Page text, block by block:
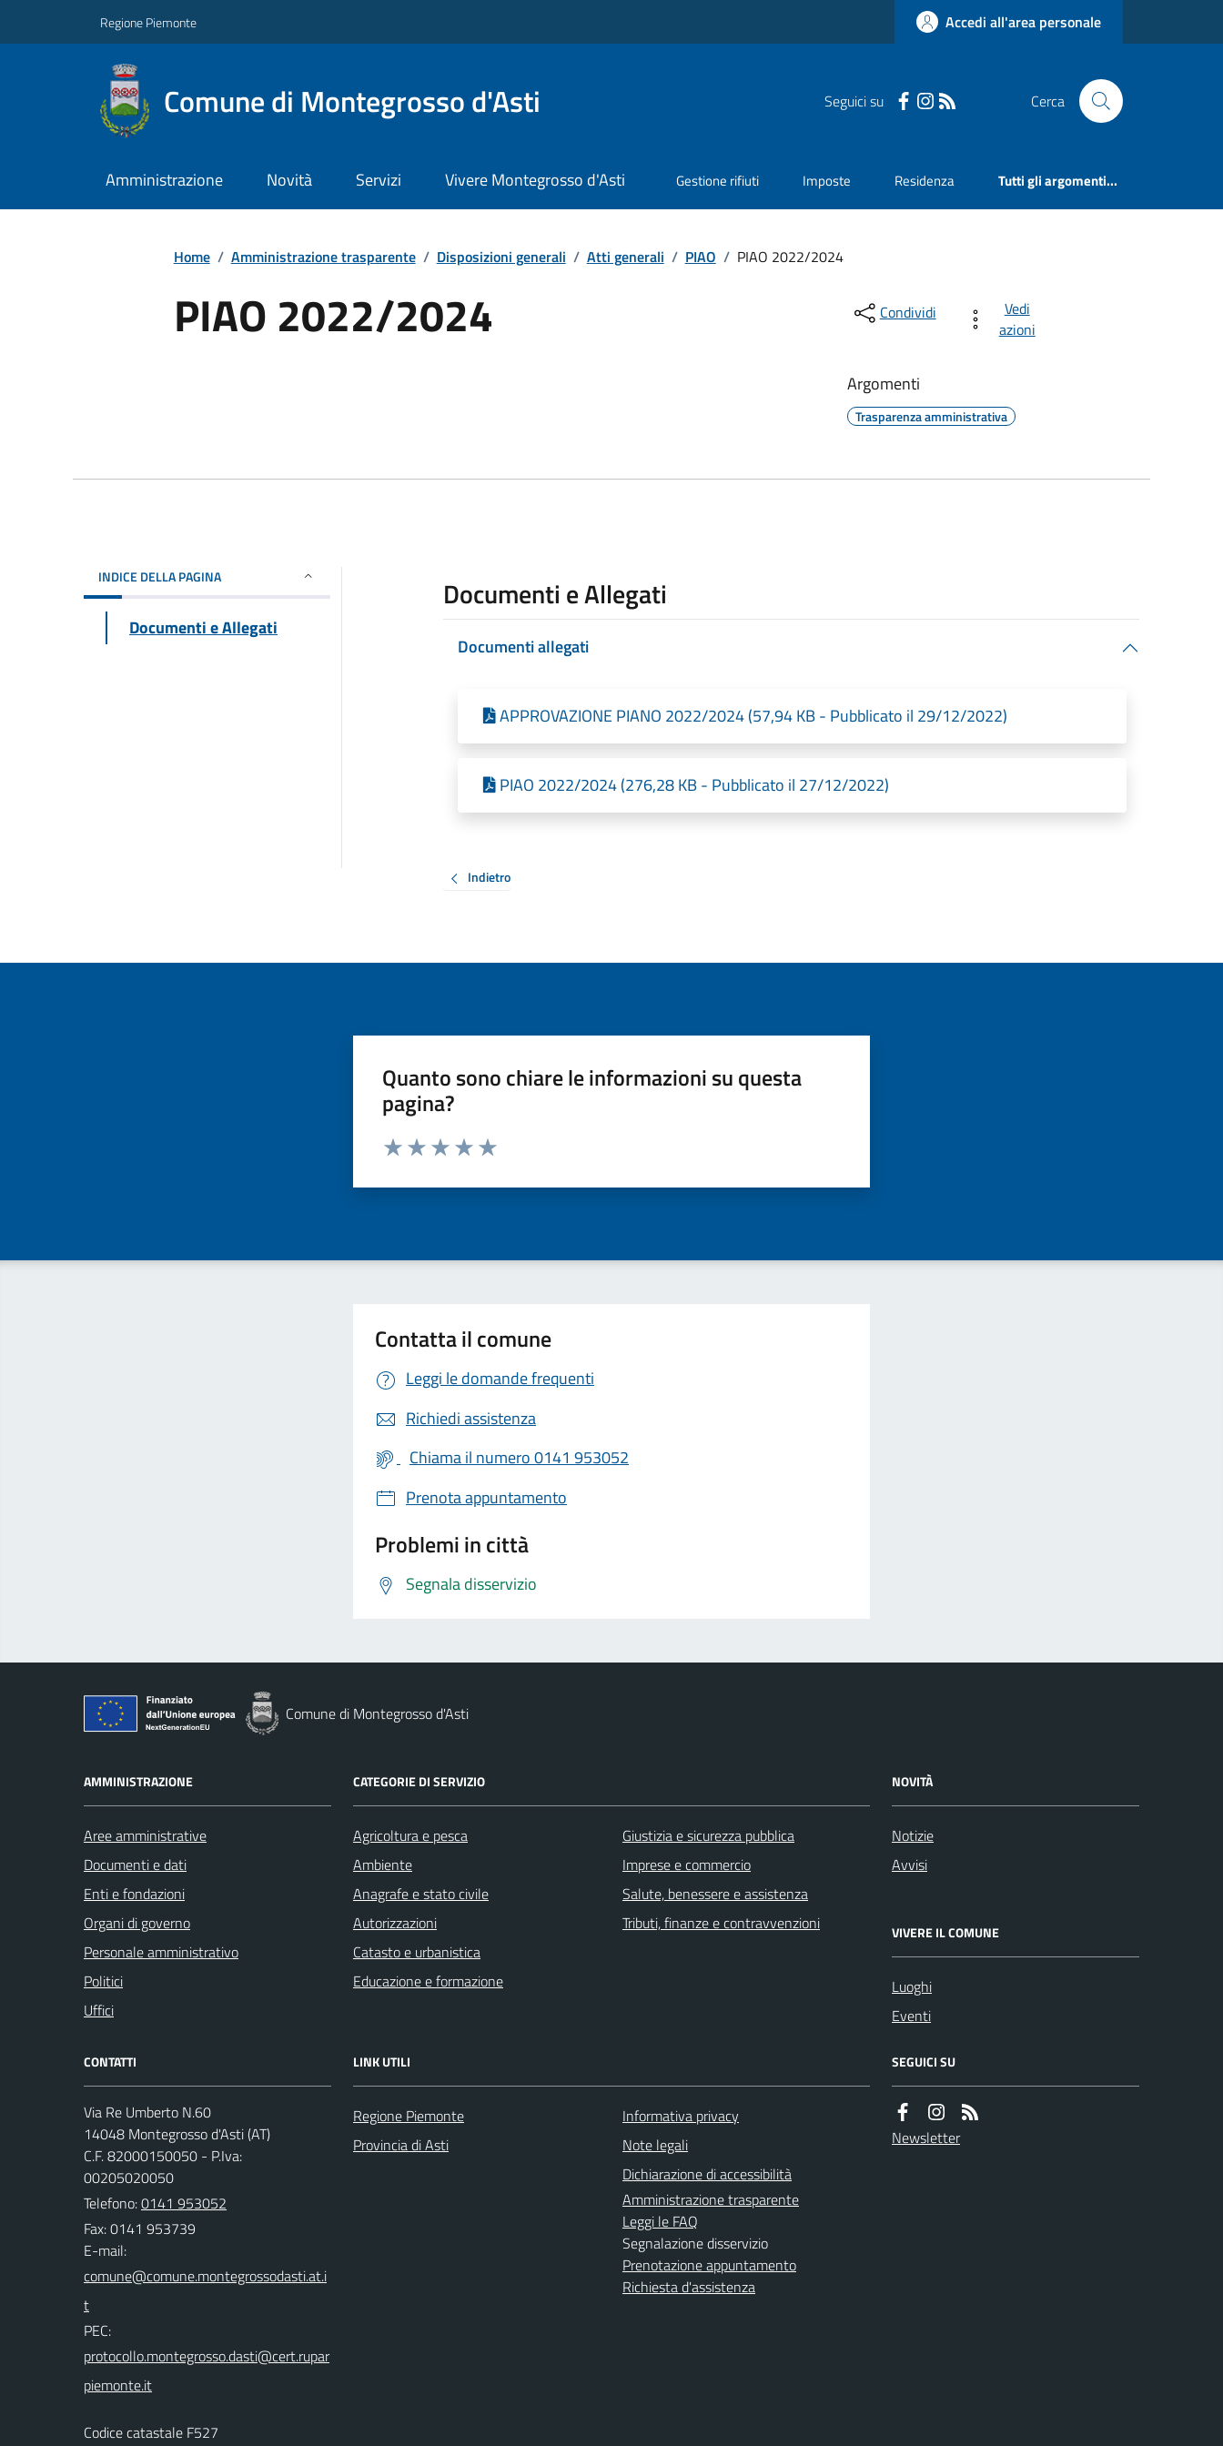
Regione Piemonte Accedi all'area personale
Comune di Montegrosso d'Asti Seguici su Cerca
Amministrazione Novità Servizi Vivere Montegrosso d'Asti Gestione rifiuti Imposte Residenza Tutti gli argomenti...
Home / Amministrazione trasparente / Disposizioni generali / Atti generali / PIAO / PIAO 2022/2024
PIAO 2022/2024 Condividi
Vedi
azioni
Argomenti
Trasparenza amministrativa
INDICE DELLA PAGINA
Documenti e Allegati
Documenti e Allegati
Documenti allegati
APPROVAZIONE PIANO 2022/2024 (57,94 KB - Pubblicato il 29/12/2022)
PIAO 2022/2024 (276,28 KB - Pubblicato il 27/12/2022)
Indietro
Quanto sono chiare le informazioni su questa
pagina?
Valuta da 1 a 5 stelle la pagina
Contatta il comune
Leggi le domande frequenti
Richiedi assistenza
Chiama il numero 0141 953052
Prenota appuntamento
Problemi in città
Segnala disservizio
Comune di Montegrosso d'Asti
AMMINISTRAZIONE
Aree amministrative
Documenti e dati
Enti e fondazioni
Organi di governo
Personale amministrativo
Politici
Uffici
CATEGORIE DI SERVIZIO
Agricoltura e pesca
Ambiente
Anagrafe e stato civile
Autorizzazioni
Catasto e urbanistica
Educazione e formazione
Giustizia e sicurezza pubblica
Imprese e commercio
Salute, benessere e assistenza
Tributi, finanze e contravvenzioni
NOVITÀ
Notizie
Avvisi
VIVERE IL COMUNE
Luoghi
Eventi
CONTATTI
Via Re Umberto N.60
14048 Montegrosso d'Asti (AT)
C.F. 82000150050 - P.Iva:
00205020050
Telefono:0141 953052
Fax: 0141 953739
E-mail:
PEC:
Codice catastale F527
LINK UTILI
Regione Piemonte
Provincia di Asti
Informativa privacy
Note legali
Dichiarazione di accessibilità
Amministrazione trasparente
Leggi le FAQ
Segnalazione disservizio
Prenotazione appuntamento
Richiesta d'assistenza
SEGUICI SU
Newsletter